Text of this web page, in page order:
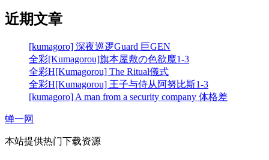
近期文章
[kumagoro] 深夜巡逻Guard 巨GEN
全彩[Kumagorou]旗本屋敷の色欲魔1-3
全彩H[Kumagorou] The Ritual儀式
全彩H[Kumagorou] 王子与侍从阿努比斯1-3
[kumagoro] A man from a security company 体格差
蝉一网
本站提供热门下载资源